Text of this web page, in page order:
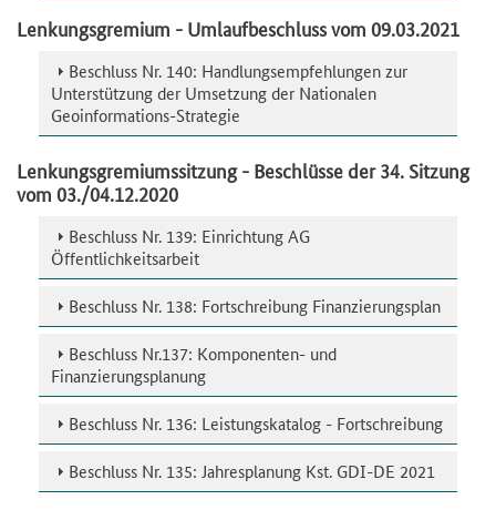
Lenkungsgremium - Umlaufbeschluss vom 09.03.2021
Beschluss Nr. 140: Handlungsempfehlungen zur
Unterstützung der Umsetzung der Nationalen
Geoinformations-Strategie
Lenkungsgremiumssitzung - Beschlüsse der 34. Sitzung
vom 03./04.12.2020
Beschluss Nr. 139: Einrichtung AG
Öffentlichkeitsarbeit
Beschluss Nr. 138: Fortschreibung Finanzierungsplan
Beschluss Nr.137: Komponenten- und
Finanzierungsplanung
Beschluss Nr. 136: Leistungskatalog - Fortschreibung
Beschluss Nr. 135: Jahresplanung Kst. GDI-DE 2021